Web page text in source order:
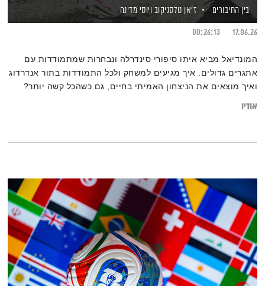
בין החיבורים
ז'אן טלסניקובויוסי מדינה
17.06.26
00:26:13
המונדיאל מביא איתו סיפורי סינדרלה ונבחרות שמתמודדות עם
אתגרים גדולים. איך מגיעים למשחק ולכל התמודדות בתור אנדרדוג
ואיך מוצאים את הניצחון האמיתי בחיים, גם כשהכל קשה יותר?
אודיו